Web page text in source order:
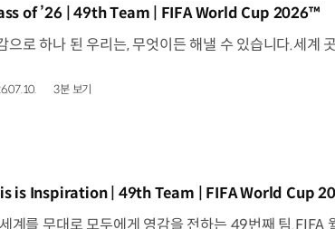
상]of ’26 | 49th Team | FIFA World Cup 2026™
3분 보기
상]
is Inspiration | 49th Team | FIFA World Cup